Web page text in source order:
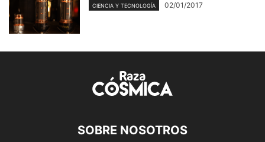
CIENCIA Y TECNOLOGÍA 02/01/2017
SOBRE NOSOTROS